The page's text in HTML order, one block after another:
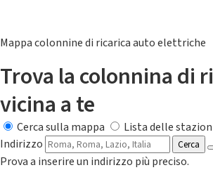
Mappa colonnine di ricarica auto elettriche
Trova la colonnina di
vicina a te
Cerca sulla mappa
Lista delle
Indirizzo
Cerca
Prova a inserire un indirizzo più preciso.